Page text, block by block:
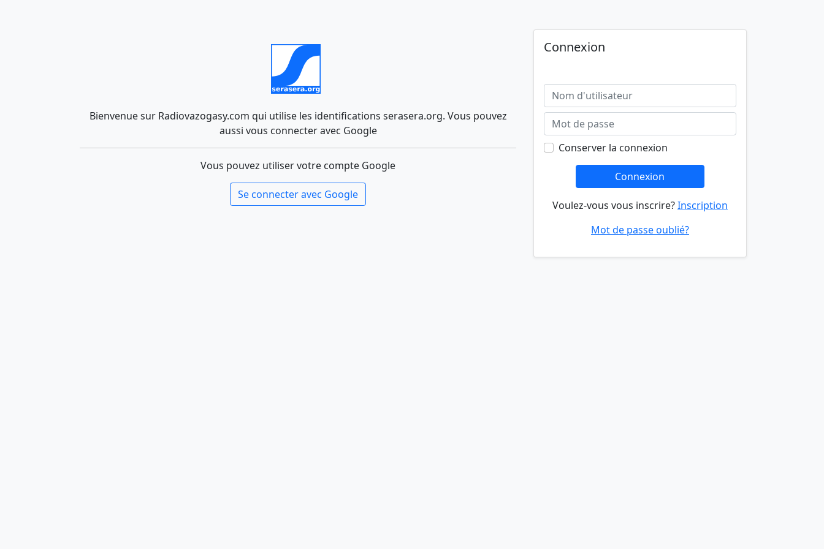
Bienvenue sur Radiovazogasy.com qui utilise les identifications serasera.org. Vous pouvez
aussi vous connecter avec Google
Vous pouvez utiliser votre compte Google
Se connecter avec Google
Connexion
Conserver la connexion
Connexion
Voulez-vous vous inscrire?Inscription
Mot de passe oublié?